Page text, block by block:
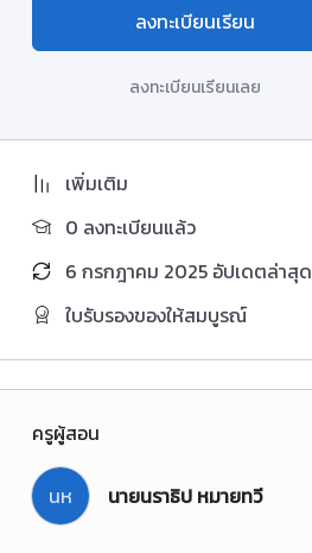
ลงทะเบียนเรียน
ลงทะเบียนเรียนเลย
เพิ่มเติม
0 ลงทะเบียนแล้ว
6 กรกฎาคม 2025 อัปเดตล่าสุด
ใบรับรองของให้สมบูรณ์
ครูผู้สอน
นห นายนราธิป หมายทวี